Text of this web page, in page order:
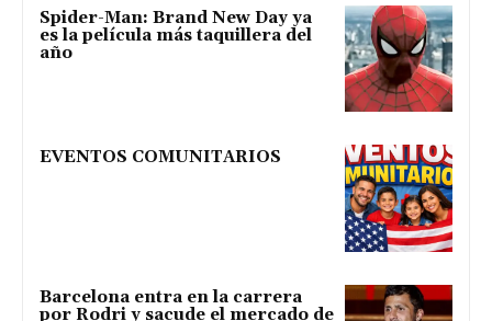
Spider-Man: Brand New Day ya
es la película más taquillera del
año
EVENTOS COMUNITARIOS
Barcelona entra en la carrera
por Rodri y sacude el mercado de